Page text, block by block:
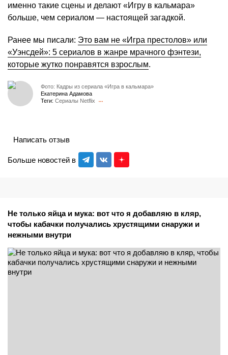
именно такие сцены и делают «Игру в кальмара»
больше, чем сериалом — настоящей загадкой.
Ранее мы писали: Это вам не «Игра престолов» или
«Уэнсдей»: 5 сериалов в жанре мрачного фэнтези,
которые жутко понравятся взрослым.
Фото: Кадры из сериала «Игра в кальмара»
Екатерина Адамова
Теги: Сериалы Netflix
Больше новостей в
Написать отзыв
Не только яйца и мука: вот что я добавляю в кляр,
чтобы кабачки получались хрустящими снаружи и
нежными внутри